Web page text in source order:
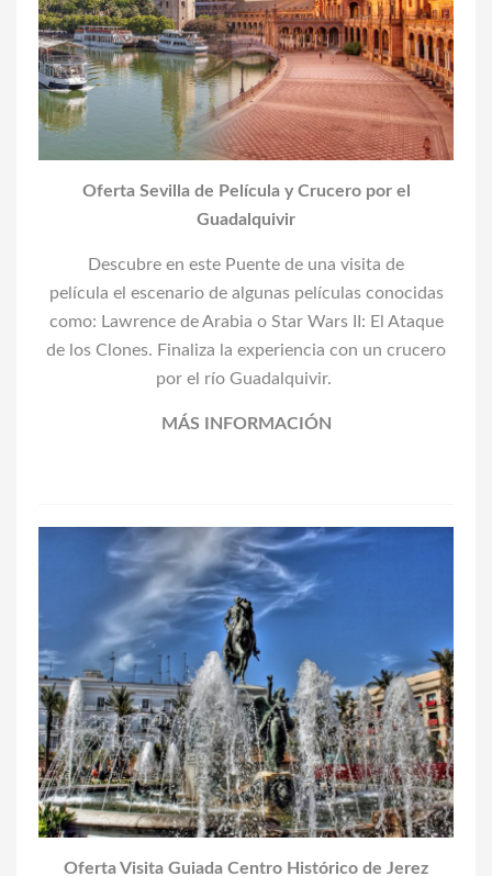
Oferta Sevilla de Película y Crucero por el
Guadalquivir
Descubre en este Puente de una visita de
película el escenario de algunas películas conocidas
como: Lawrence de Arabia o Star Wars II: El Ataque
de los Clones. Finaliza la experiencia con un crucero
por el río Guadalquivir.
MÁS INFORMACIÓN
Oferta Visita Guiada Centro Histórico de Jerez